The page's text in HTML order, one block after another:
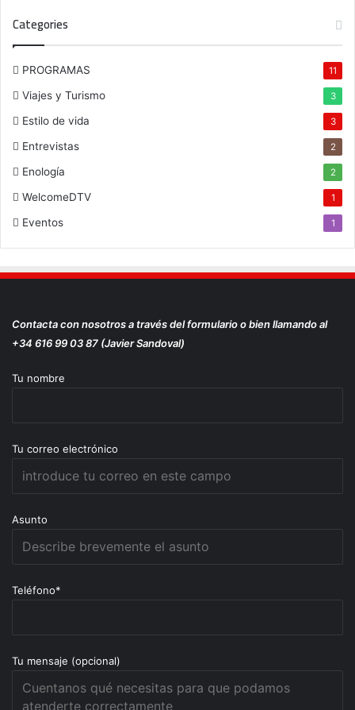
Categories
PROGRAMAS 11
Viajes y Turismo 3
Estilo de vida 3
Entrevistas 2
Enología 2
WelcomeDTV 1
Eventos 1
Contacta con nosotros a través del formulario o bien llamando al
+34 616 99 03 87 (Javier Sandoval)
Tu nombre
Tu correo electrónico
Asunto
Teléfono*
Tu mensaje (opcional)